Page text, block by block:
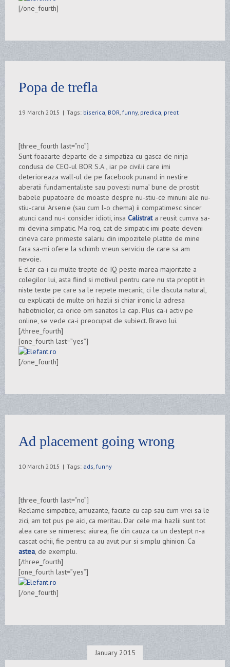
[/one_fourth]
Popa de trefla
19 March 2015 | Tags: biserica BOR funny, predica preot
[three_fourth last=”no”]
Sunt foaaarte departe de a simpatiza cu gasca de ninja
condusa de CEO-ul BOR S.A., iar pe civilii care imi
deterioreaza wall-ul de pe facebook punand in nestire
aberatii fundamentaliste sau povesti numa’ bune de prostit
babele pupatoare de moaste despre nu-stiu-ce minuni ale nu-
stiu-carui Arsenie (sau cum l-o chema) ii compatimesc sincer
atunci cand nu-i consider idioti, insa Calistrata reusit cumva sa-
mi devina simpatic. Ma rog, cat de simpatic imi poate deveni
cineva care primeste salariu din impozitele platite de mine
fara sa-mi ofere la schimb vreun serviciu de care sa am
nevoie.
E clar ca-i cu multe trepte de IQ peste marea majoritate a
colegilor lui, asta fiind si motivul pentru care nu sta proptit in
niste texte pe care sa le repete mecanic, ci le discuta natural,
cu explicatii de multe ori hazlii si chiar ironic la adresa
habotnicilor, ca orice om sanatos la cap. Plus ca-i activ pe
online, se vede ca-i preocupat de subiect. Bravo lui.
[/three_fourth]
[one_fourth last=”yes”]
[/one_fourth]
Ad placement going wrong
10 March 2015 | Tags: ads funny
[three_fourth last=”no”]
Reclame simpatice, amuzante, facute cu cap sau cum vrei sa le
zici, am tot pus pe aici, ca meritau. Dar cele mai hazlii sunt tot
alea care se nimeresc aiurea, fie din cauza ca un destept n-a
cascat ochii, fie pentru ca au avut pur si simplu ghinion. Ca
astea, de exemplu.
[/three_fourth]
[one_fourth last=”yes”]
[/one_fourth]
January 2015